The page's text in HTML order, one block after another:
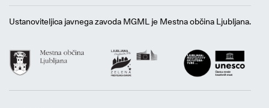
Ustanoviteljica javnega zavoda MGML je Mestna občina Ljubljana.